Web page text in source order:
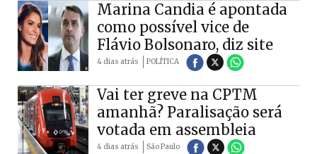
Marina Candia é apontada
como possível vice de
Flávio Bolsonaro, diz site
4 dias atrás POLÍTICA
Vai ter greve na CPTM
amanhã? Paralisação será
votada em assembleia
4 dias atrás São Paulo